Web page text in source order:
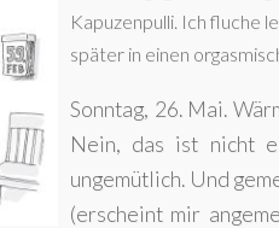
Kapuzenpulli. Ich fluche
später in einen
Sonntag, 26. Mai.
Nein, das ist nicht
ungemütlich. Und
(erscheint mir